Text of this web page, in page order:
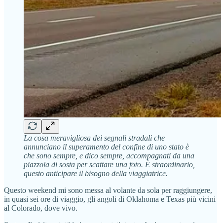
La cosa meravigliosa dei segnali stradali che
annunciano il superamento del confine di uno stato è
che sono sempre, e dico sempre, accompagnati da una
piazzola di sosta per scattare una foto. È straordinario,
questo anticipare il bisogno della viaggiatrice.
Questo weekend mi sono messa al volante da sola per raggiungere,
in quasi sei ore di viaggio, gli angoli di Oklahoma e Texas più vicini
al Colorado, dove vivo.